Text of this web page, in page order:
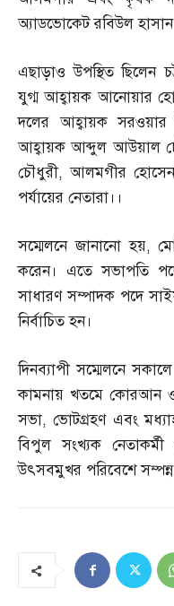
অ্যাডভোকেট রবিউল
এছাড়াও উপস্থিত ছিলেন
যুগ্ম আহ্বায়ক আনোয়ার
দলের আহ্বায়ক সরওয়ার
আহ্বায়ক আব্দুল আউয়াল
চৌধুরী,আলমগীর হোসেন
পর্যায়ের নেতারা।।
সম্মেলনে জানানো হয়,
করেন। এতে সভাপতি
সাধারণ সম্পাদক পদে
নির্বাচিত হন।
দিনব্যাপী সম্মেলনে
কামনায় খতমে কোরআন
সভা,ভোটগ্রহণ এবং
বিপুল সংখ্যক নেতাকর্মী
উৎসবমুখর পরিবেশে